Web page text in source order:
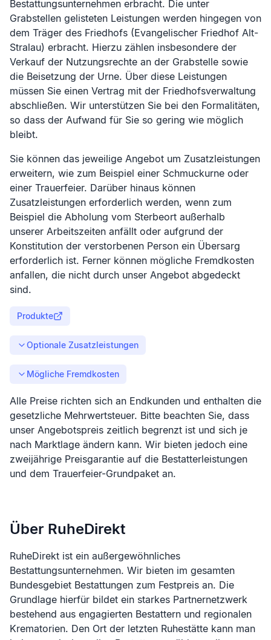
Bestattungsunternehmen erbracht. Die unter
Grabstellen gelisteten Leistungen werden hingegen von
dem Träger des Friedhofs (Evangelischer Friedhof Alt-
Stralau) erbracht. Hierzu zählen insbesondere der
Verkauf der Nutzungsrechte an der Grabstelle sowie
die Beisetzung der Urne. Über diese Leistungen
müssen Sie einen Vertrag mit der Friedhofsverwaltung
abschließen. Wir unterstützen Sie bei den Formalitäten,
so dass der Aufwand für Sie so gering wie möglich
bleibt.
Sie können das jeweilige Angebot um Zusatzleistungen
erweitern, wie zum Beispiel einer Schmuckurne oder
einer Trauerfeier. Darüber hinaus können
Zusatzleistungen erforderlich werden, wenn zum
Beispiel die Abholung vom Sterbeort außerhalb
unserer Arbeitszeiten anfällt oder aufgrund der
Konstitution der verstorbenen Person ein Übersarg
erforderlich ist. Ferner können mögliche Fremdkosten
anfallen, die nicht durch unser Angebot abgedeckt
sind.
Produkte
Optionale Zusatzleistungen
Mögliche Fremdkosten
Alle Preise richten sich an Endkunden und enthalten die
gesetzliche Mehrwertsteuer. Bitte beachten Sie, dass
unser Angebotspreis zeitlich begrenzt ist und sich je
nach Marktlage ändern kann. Wir bieten jedoch eine
zweijährige Preisgarantie auf die Bestatterleistungen
und dem Trauerfeier-Grundpaket an.
Über RuheDirekt
RuheDirekt ist ein außergewöhnliches
Bestattungsunternehmen. Wir bieten im gesamten
Bundesgebiet Bestattungen zum Festpreis an. Die
Grundlage hierfür bildet ein starkes Partnernetzwerk
bestehend aus engagierten Bestattern und regionalen
Krematorien. Den Ort der letzten Ruhestätte kann man